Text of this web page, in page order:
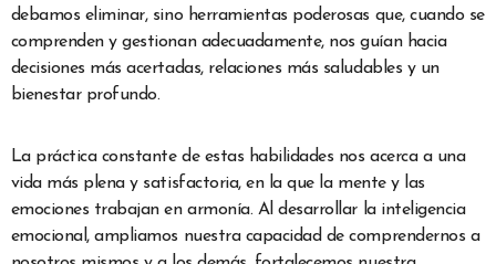
debamos eliminar, sino herramientas poderosas que, cuando se
comprenden y gestionan adecuadamente, nos guían hacia
decisiones más acertadas, relaciones más saludables y un
bienestar profundo.
La práctica constante de estas habilidades nos acerca a una
vida más plena y satisfactoria, en la que la mente y las
emociones trabajan en armonía. Al desarrollar la inteligencia
emocional, ampliamos nuestra capacidad de comprendernos a